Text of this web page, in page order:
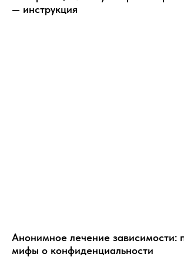
— инструкция
Анонимное лечение зависимости:
мифы о конфиденциальности